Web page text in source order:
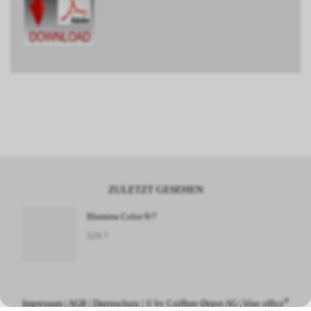
ZULETZT GESEHEN
Illumina Color 9/7
Impressum| AGB | Datenschutz| © by Coiffure-Depot AG | blue office®